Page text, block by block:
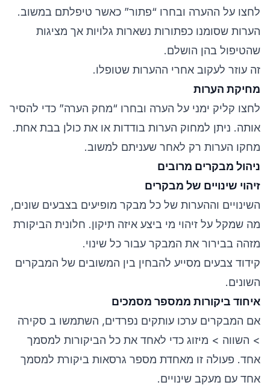
לחצו על ההערה ובחרו “פתור” כאשר טיפלתם במשוב.
הערות שסומנו כפתורות נשארות גלויות אך מציגות
שהטיפול בהן הושלם.
זה עוזר לעקוב אחרי ההערות שטופלו.
מחיקת הערות
לחצו קליק ימני על הערה ובחרו “מחק הערה” כדי להסיר
אותה. ניתן למחוק הערות בודדות או את כולן בבת אחת.
מחקו הערות רק לאחר שעניתם למשוב.
ניהול מבקרים מרובים
זיהוי שינויים של מבקרים
השינויים וההערות של כל מבקר מופיעים בצבעים שונים,
מה שמקל על זיהוי מי ביצע איזה תיקון. חלונית הביקורת
מזהה בבירור את המבקר עבור כל שינוי.
קידוד צבעים מסייע להבחין בין המשובים של המבקרים
השונים.
איחוד ביקורות ממספר מסמכים
אם המבקרים ערכו עותקים נפרדים, השתמשו ב סקירה
> השווה > מיזוג כדי לאחד את כל הביקורות למסמך
אחד. פעולה זו מאחדת מספר גרסאות ביקורת למסמך
אחד עם מעקב שינויים.